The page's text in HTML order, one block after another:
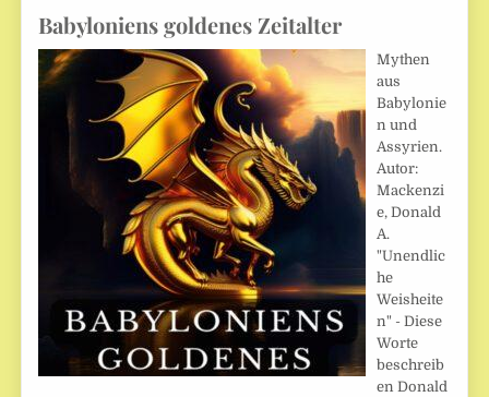
Babyloniens goldenes Zeitalter
Mythen
aus
Babylonie
n und
Assyrien.
Autor:
Mackenzi
e, Donald
A.
"Unendlic
he
Weisheite
n" - Diese
Worte
beschreib
en Donald